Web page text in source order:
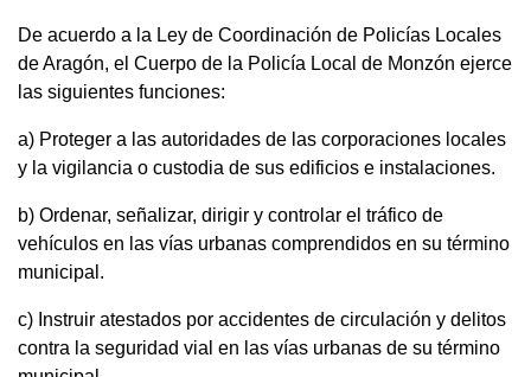
De acuerdo a la Ley de Coordinación de Policías Locales
de Aragón, el Cuerpo de la Policía Local de Monzón ejerce
las siguientes funciones:
a) Proteger a las autoridades de las corporaciones locales
y la vigilancia o custodia de sus edificios e instalaciones.
b) Ordenar, señalizar, dirigir y controlar el tráfico de
vehículos en las vías urbanas comprendidos en su término
municipal.
c) Instruir atestados por accidentes de circulación y delitos
contra la seguridad vial en las vías urbanas de su término